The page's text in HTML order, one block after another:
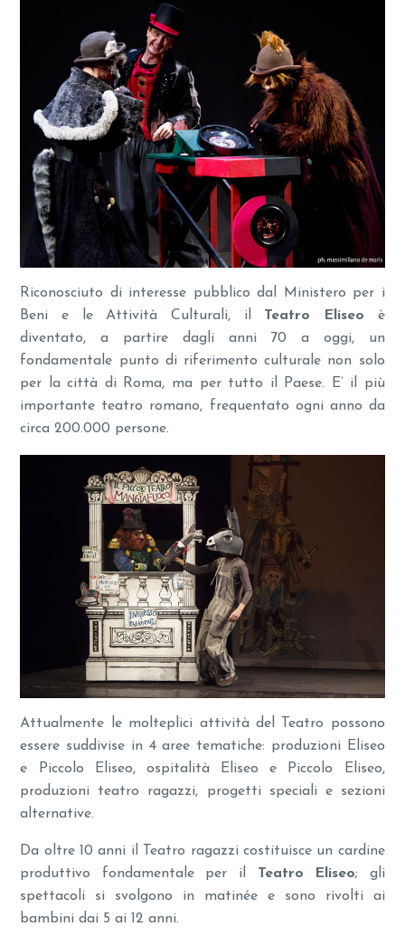
Riconosciuto di interesse pubblico dal Ministero per i
Beni e le Attività Culturali, il Teatro Eliseo è
diventato, a partire dagli anni 70 a oggi, un
fondamentale punto di riferimento culturale non solo
per la città di Roma, ma per tutto il Paese. E’ il più
importante teatro romano, frequentato ogni anno da
circa 200.000 persone.
Attualmente le molteplici attività del Teatro possono
essere suddivise in 4 aree tematiche: produzioni Eliseo
e Piccolo Eliseo, ospitalità Eliseo e Piccolo Eliseo,
produzioni teatro ragazzi, progetti speciali e sezioni
alternative.
Da oltre 10 anni il Teatro ragazzi costituisce un cardine
produttivo fondamentale per il Teatro Eliseo; gli
spettacoli si svolgono in matinée e sono rivolti ai
bambini dai 5 ai 12 anni.